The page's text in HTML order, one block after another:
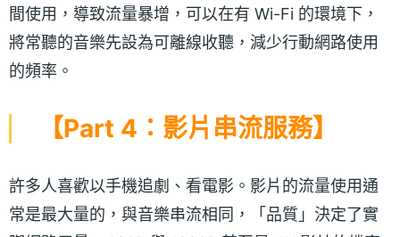
間使用，導致流量暴增，可以在有 Wi-Fi 的環境下，
將常聽的音樂先設為可離線收聽，減少行動網路使用
的頻率。
【Part 4：影片串流服務】
許多人喜歡以手機追劇、看電影。影片的流量使用通
常是最大量的，與音樂串流相同，「品質」決定了實